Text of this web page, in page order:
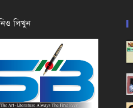
লিখুন